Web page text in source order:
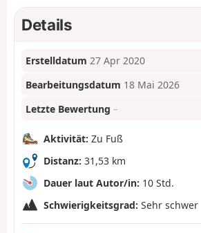
Details
Erstelldatum 27 Apr 2020
Bearbeitungsdatum 18 Mai 2026
Letzte Bewertung –
Aktivität: Zu Fuß
Distanz: 31,53 km
Dauer laut Autor/in: 10 Std.
Schwierigkeitsgrad: Sehr schwer